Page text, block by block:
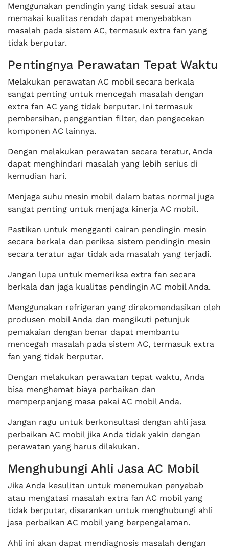
Menggunakan pendingin yang tidak sesuai atau
memakai kualitas rendah dapat menyebabkan
masalah pada sistem AC, termasuk extra fan yang
tidak berputar.
Pentingnya Perawatan Tepat Waktu
Melakukan perawatan AC mobil secara berkala
sangat penting untuk mencegah masalah dengan
extra fan AC yang tidak berputar. Ini termasuk
pembersihan, penggantian filter, dan pengecekan
komponen AC lainnya.
Dengan melakukan perawatan secara teratur, Anda
dapat menghindari masalah yang lebih serius di
kemudian hari.
Menjaga suhu mesin mobil dalam batas normal juga
sangat penting untuk menjaga kinerja AC mobil.
Pastikan untuk mengganti cairan pendingin mesin
secara berkala dan periksa sistem pendingin mesin
secara teratur agar tidak ada masalah yang terjadi.
Jangan lupa untuk memeriksa extra fan secara
berkala dan jaga kualitas pendingin AC mobil Anda.
Menggunakan refrigeran yang direkomendasikan oleh
produsen mobil Anda dan mengikuti petunjuk
pemakaian dengan benar dapat membantu
mencegah masalah pada sistem AC, termasuk extra
fan yang tidak berputar.
Dengan melakukan perawatan tepat waktu, Anda
bisa menghemat biaya perbaikan dan
memperpanjang masa pakai AC mobil Anda.
Jangan ragu untuk berkonsultasi dengan ahli jasa
perbaikan AC mobil jika Anda tidak yakin dengan
perawatan yang harus dilakukan.
Menghubungi Ahli Jasa AC Mobil
Jika Anda kesulitan untuk menemukan penyebab
atau mengatasi masalah extra fan AC mobil yang
tidak berputar, disarankan untuk menghubungi ahli
jasa perbaikan AC mobil yang berpengalaman.
Ahli ini akan dapat mendiagnosis masalah dengan